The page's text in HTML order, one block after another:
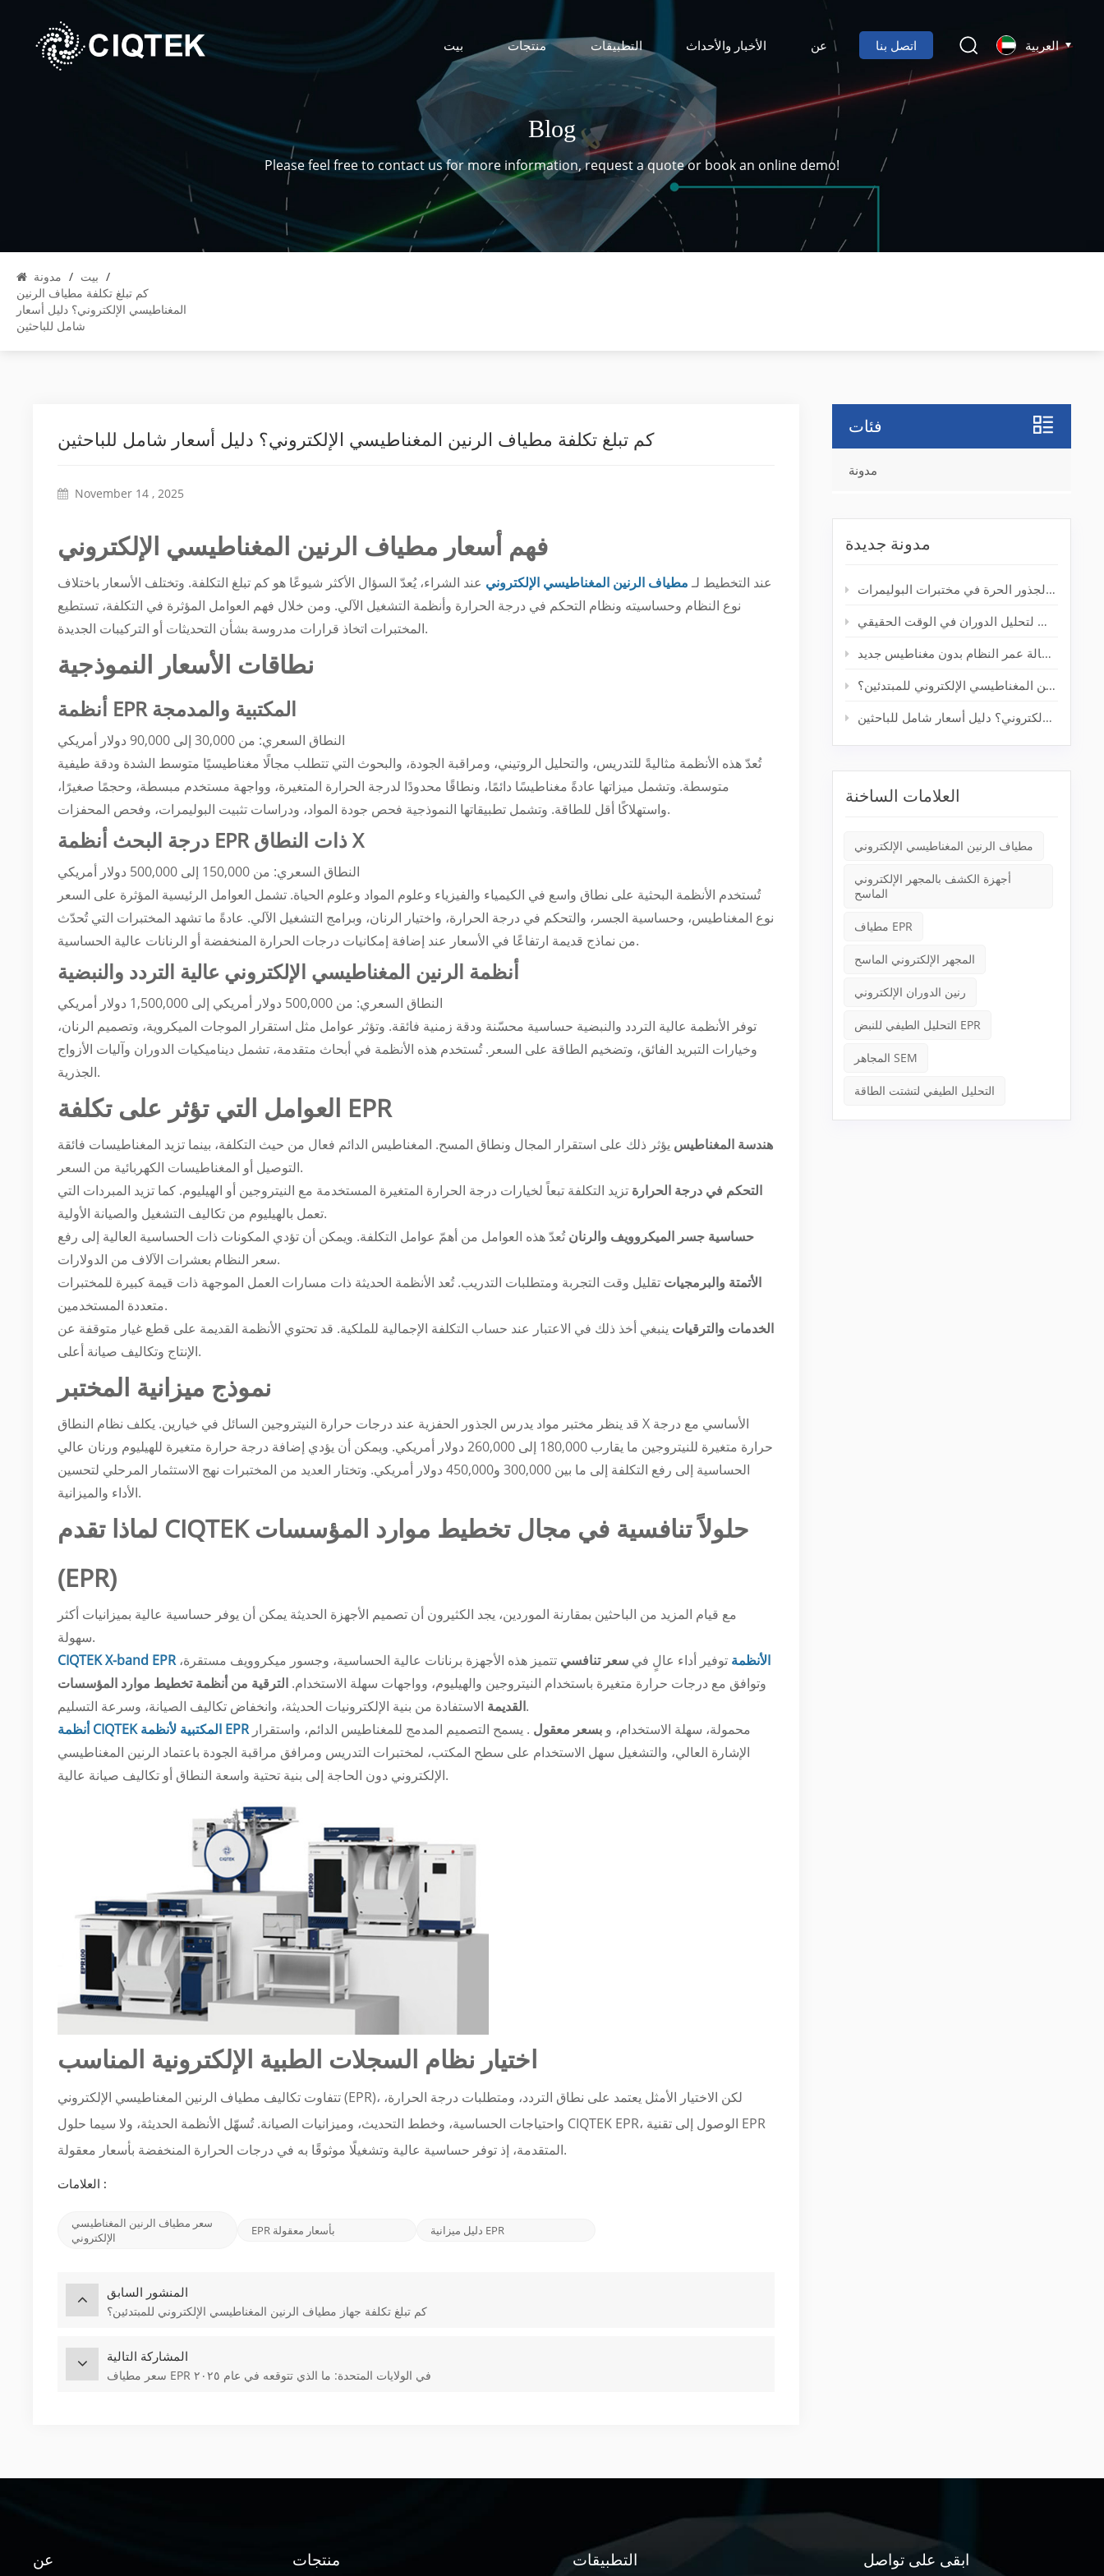
بيت منتجات التطبيقات الأخبار والأحداث عن اتصل بنا العربية
Blog
Please feel free to contact us for more information, request a quote or book an online demo!
بيت / مدونة
/
كم تبلغ تكلفة مطياف الرنين
المغناطيسي الإلكتروني؟ دليل أسعار
شامل للباحثين
كم تبلغ تكلفة مطياف الرنين المغناطيسي الإلكتروني؟ دليل أسعار شامل للباحثين
November 14 , 2025
فهم أسعار مطياف الرنين المغناطيسي الإلكتروني
عند التخطيط لـمطياف الرنين المغناطيسي الإلكتروني عند الشراء، يُعدّ السؤال الأكثر شيوعًا هو كم تبلغ التكلفة. وتختلف الأسعار باختلاف
نوع النظام وحساسيته ونظام التحكم في درجة الحرارة وأنظمة التشغيل الآلي. ومن خلال فهم العوامل المؤثرة في التكلفة، تستطيع
المختبرات اتخاذ قرارات مدروسة بشأن التحديثات أو التركيبات الجديدة.
نطاقات الأسعار النموذجية
أنظمة EPR المكتبية والمدمجة
النطاق السعري: من 30,000 إلى 90,000 دولار أمريكي
تُعدّ هذه الأنظمة مثاليةً للتدريس، والتحليل الروتيني، ومراقبة الجودة، والبحوث التي تتطلب مجالًا مغناطيسيًا متوسط الشدة ودقة طيفية
متوسطة. وتشمل ميزاتها عادةً مغناطيسًا دائمًا، ونطاقًا محدودًا لدرجة الحرارة المتغيرة، وواجهة مستخدم مبسطة، وحجمًا صغيرًا،
واستهلاكًا أقل للطاقة. وتشمل تطبيقاتها النموذجية فحص جودة المواد، ودراسات تثبيت البوليمرات، وفحص المحفزات.
درجة البحث أنظمة EPR ذات النطاق X
النطاق السعري: من 150,000 إلى 500,000 دولار أمريكي
تُستخدم الأنظمة البحثية على نطاق واسع في الكيمياء والفيزياء وعلوم المواد وعلوم الحياة. تشمل العوامل الرئيسية المؤثرة على السعر
نوع المغناطيس، وحساسية الجسر، والتحكم في درجة الحرارة، واختيار الرنان، وبرامج التشغيل الآلي. عادةً ما تشهد المختبرات التي تُحدّث
من نماذج قديمة ارتفاعًا في الأسعار عند إضافة إمكانيات درجات الحرارة المنخفضة أو الرنانات عالية الحساسية.
أنظمة الرنين المغناطيسي الإلكتروني عالية التردد والنبضية
النطاق السعري: من 500,000 دولار أمريكي إلى 1,500,000 دولار أمريكي
توفر الأنظمة عالية التردد والنبضية حساسية محسّنة ودقة زمنية فائقة. وتؤثر عوامل مثل استقرار الموجات الميكروية، وتصميم الرنان،
وخيارات التبريد الفائق، وتضخيم الطاقة على السعر. تُستخدم هذه الأنظمة في أبحاث متقدمة، تشمل ديناميكيات الدوران وآليات الأزواج
الجذرية.
العوامل التي تؤثر على تكلفة EPR
هندسة المغناطيس يؤثر ذلك على استقرار المجال ونطاق المسح. المغناطيس الدائم فعال من حيث التكلفة، بينما تزيد المغناطيسات فائقة
التوصيل أو المغناطيسات الكهربائية من السعر.
التحكم في درجة الحرارة تزيد التكلفة تبعاً لخيارات درجة الحرارة المتغيرة المستخدمة مع النيتروجين أو الهيليوم. كما تزيد المبردات التي
تعمل بالهيليوم من تكاليف التشغيل والصيانة الأولية.
حساسية جسر الميكروويف والرنانتُعدّ هذه العوامل من أهمّ عوامل التكلفة. ويمكن أن تؤدي المكونات ذات الحساسية العالية إلى رفع
سعر النظام بعشرات الآلاف من الدولارات.
الأتمتة والبرمجيات تقليل وقت التجربة ومتطلبات التدريب. تُعد الأنظمة الحديثة ذات مسارات العمل الموجهة ذات قيمة كبيرة للمختبرات
متعددة المستخدمين.
الخدمات والترقيات ينبغي أخذ ذلك في الاعتبار عند حساب التكلفة الإجمالية للملكية. قد تحتوي الأنظمة القديمة على قطع غيار متوقفة عن
الإنتاج وتكاليف صيانة أعلى.
نموذج ميزانية المختبر
قد ينظر مختبر مواد يدرس الجذور الحفزية عند درجات حرارة النيتروجين السائل في خيارين. يكلف نظام النطاق X الأساسي مع درجة
حرارة متغيرة للنيتروجين ما يقارب 180,000 إلى 260,000 دولار أمريكي. ويمكن أن يؤدي إضافة درجة حرارة متغيرة للهيليوم ورنان عالي
الحساسية إلى رفع التكلفة إلى ما بين 300,000 و450,000 دولار أمريكي. وتختار العديد من المختبرات نهج الاستثمار المرحلي لتحسين
الأداء والميزانية.
لماذا تقدم CIQTEK حلولاً تنافسية في مجال تخطيط موارد المؤسسات
(EPR)
مع قيام المزيد من الباحثين بمقارنة الموردين، يجد الكثيرون أن تصميم الأجهزة الحديثة يمكن أن يوفر حساسية عالية بميزانيات أكثر
سهولة.
CIQTEK X-band EPR
الأنظمة توفير أداء عالٍ في سعر تنافسي تتميز هذه الأجهزة برنانات عالية الحساسية، وجسور ميكروويف مستقرة،
وتوافق مع درجات حرارة متغيرة باستخدام النيتروجين والهيليوم، وواجهات سهلة الاستخدام. الترقية من أنظمة تخطيط موارد المؤسسات
القديمةالاستفادة من بنية الإلكترونيات الحديثة، وانخفاض تكاليف الصيانة، وسرعة التسليم.
أنظمة CIQTEK المكتبية لأنظمة EPR
محمولة، سهلة الاستخدام، و بسعر معقول . يسمح التصميم المدمج للمغناطيس الدائم، واستقرار
الإشارة العالي، والتشغيل سهل الاستخدام على سطح المكتب، لمختبرات التدريس ومرافق مراقبة الجودة باعتماد الرنين المغناطيسي
الإلكتروني دون الحاجة إلى بنية تحتية واسعة النطاق أو تكاليف صيانة عالية.
اختيار نظام السجلات الطبية الإلكترونية المناسب
تتفاوت تكاليف مطياف الرنين المغناطيسي الإلكتروني (EPR)، لكن الاختيار الأمثل يعتمد على نطاق التردد، ومتطلبات درجة الحرارة،
واحتياجات الحساسية، وخطط التحديث، وميزانيات الصيانة. تُسهّل الأنظمة الحديثة، ولا سيما حلول CIQTEK EPR، الوصول إلى تقنية EPR
المتقدمة، إذ توفر حساسية عالية وتشغيلًا موثوقًا به في درجات الحرارة المنخفضة بأسعار معقولة.
العلامات :
سعر مطياف الرنين المغناطيسي
الإلكتروني
EPR بأسعار معقولة دليل ميزانية EPR
المنشور السابق
كم تبلغ تكلفة جهاز مطياف الرنين المغناطيسي الإلكتروني للمبتدئين؟
المشاركة التالية
سعر مطياف EPR في الولايات المتحدة: ما الذي تتوقعه في عام ٢٠٢٥
فئات
مدونة
مدونة جديدة
كيف يُحسّن جهاز الرنين المغناطيسي الإلكتروني المكتبي من اكتشاف الجذور الحرة في مختبرات البوليمرات
من المختبر إلى النتيجة: جهاز الرنين المغناطيسي الإلكتروني المكتبي لتحليل الدوران في الوقت الحقيقي
تحديث مطياف الرنين المغناطيسي الإلكتروني القديم: إطالة عمر النظام بدون مغناطيس جديد
كم تبلغ تكلفة جهاز مطياف الرنين المغناطيسي الإلكتروني للمبتدئين؟
كم تبلغ تكلفة مطياف الرنين المغناطيسي الإلكتروني؟ دليل أسعار شامل للباحثين
العلامات الساخنة
مطياف الرنين المغناطيسي الإلكتروني
أجهزة الكشف بالمجهر الإلكتروني
الماسح
مطياف EPR
المجهر الإلكتروني الماسح
رنين الدوران الإلكتروني
التحليل الطيفي للنبض EPR
المجاهر SEM
التحليل الطيفي لتشتت الطاقة
عن منتجات التطبيقات ابقى على تواصل